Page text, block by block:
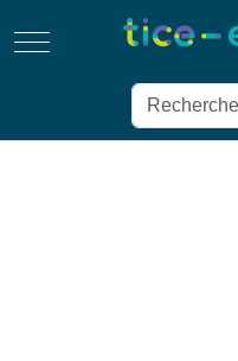
Mobile Menu Toggle
Rechercher